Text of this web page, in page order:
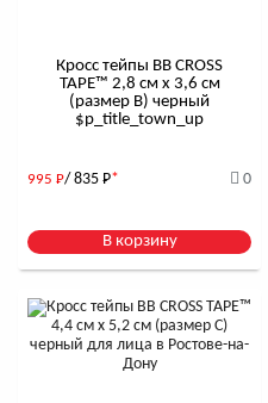
Кросс тейпы BB CROSS
TAPE™ 2,8 см x 3,6 см
(размер B) черный
$р_title_town_up
995 Р/ 835 Р* 0
В корзину